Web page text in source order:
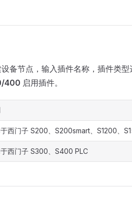
备节点，输入插件名称，插件类
400 启用插件。
西门子 S200、S200smart、S1200、
西门子 S300、S400 PLC